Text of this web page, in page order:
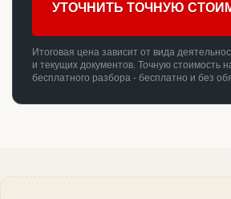
УТОЧНИТЬ ТОЧНУЮ
Итоговая цена зависит от вида
и текущих документов. Точную стоимость
бесплатного разбора - бесплатно и без